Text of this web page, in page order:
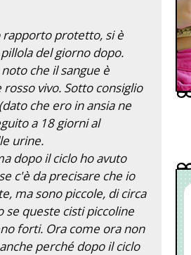
rapporto protetto, si è
del giorno dopo.
che il sangue è
vivo. Sotto consiglio
che ero in ansia ne
a 18 giorni al
urine.
dopo il ciclo ho avuto
c'è da precisare che io
ma sono piccole, di circa
queste cisti piccoline
forti. Ora come ora non
perché dopo il ciclo